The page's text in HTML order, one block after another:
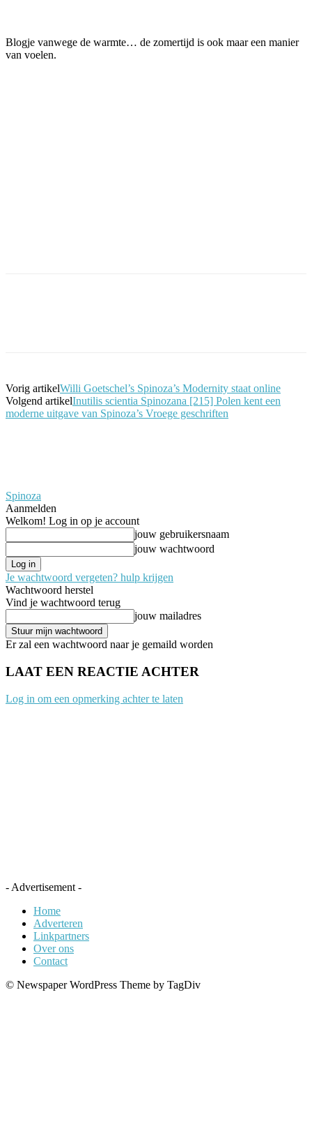
Blogje vanwege de warmte… de zomertijd is ook maar een manier
van voelen.
Vorig artikelWilli Goetschel’s Spinoza’s Modernity staat online
Volgend artikelInutilis scientia Spinozana [215] Polen kent een
moderne uitgave van Spinoza’s Vroege geschriften
Spinoza
Aanmelden
Welkom! Log in op je account
jouw gebruikersnaam
jouw wachtwoord
Je wachtwoord vergeten? hulp krijgen
Wachtwoord herstel
Vind je wachtwoord terug
jouw mailadres
Er zal een wachtwoord naar je gemaild worden
LAAT EEN REACTIE ACHTER
Log in om een opmerking achter te laten
- Advertisement -
Home
Adverteren
Linkpartners
Over ons
Contact
© Newspaper WordPress Theme by TagDiv